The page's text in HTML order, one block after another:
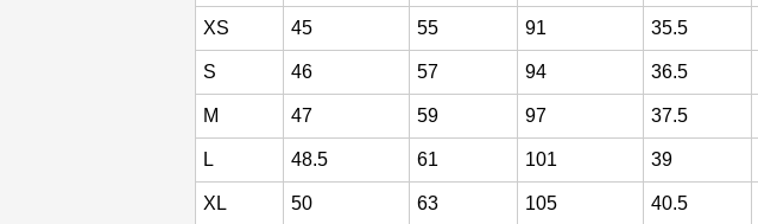
XS 45 55 91 35.5
S 46 57 94 36.5
M 47 59 97 37.5
L 48.5 61 101 39
XL 50 63 105 40.5